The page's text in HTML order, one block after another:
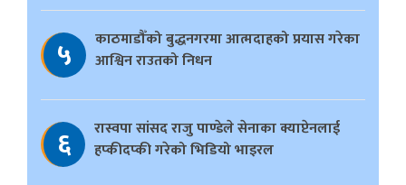
५
काठमाडौँको बुद्धनगरमा आत्मदाहको प्रयास गरेका
आश्विन राउतको निधन
६
रास्वपा सांसद राजु पाण्डेले सेनाका क्याप्टेनलाई
हप्कीदप्की गरेको भिडियो भाइरल